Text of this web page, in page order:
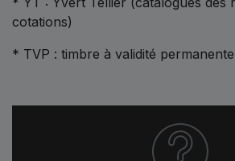
cotations)
* TVP : timbre à validité permanente